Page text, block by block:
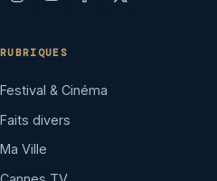
RUBRIQUES
Festival & Cinéma
Faits divers
Ma Ville